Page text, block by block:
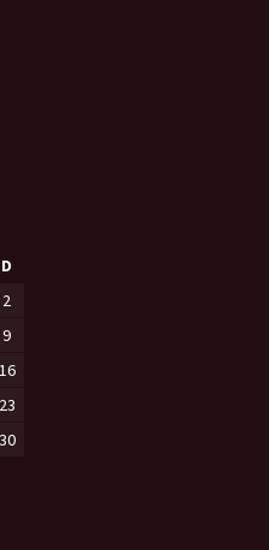
D
2
9
16
23
30